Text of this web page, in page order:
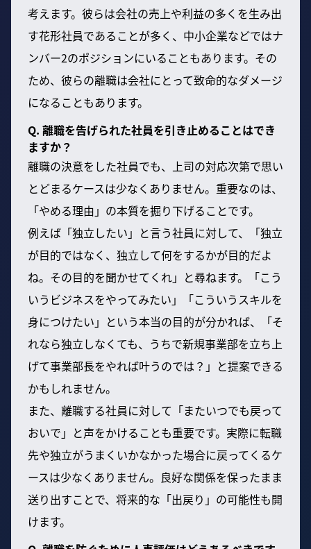
考えます。彼らは会社の売上や利益の多くを生み出
す花形社員であることが多く、中小企業などではナ
ンバー2のポジションにいることもあります。その
ため、彼らの離職は会社にとって致命的なダメージ
になることもあります。
Q. 離職を告げられた社員を引き止めることはでき
ますか？
離職の決意をした社員でも、上司の対応次第で思い
とどまるケースは少なくありません。重要なのは、
「やめる理由」の本質を掘り下げることです。
例えば「独立したい」と言う社員に対して、「独立
が目的ではなく、独立して何をするかが目的だよ
ね。その目的を聞かせてくれ」と尋ねます。「こう
いうビジネスをやってみたい」「こういうスキルを
身につけたい」という本当の目的が分かれば、「そ
れなら独立しなくても、うちで新規事業部を立ち上
げて事業部長をやれば叶うのでは？」と提案できる
かもしれません。
また、離職する社員に対して「またいつでも戻って
おいで」と声をかけることも重要です。実際に転職
先や独立がうまくいかなかった場合に戻ってくるケ
ースは少なくありません。良好な関係を保ったまま
送り出すことで、将来的な「出戻り」の可能性も開
けます。